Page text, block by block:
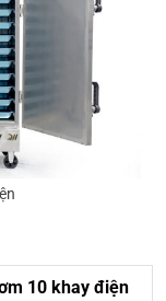
10 khay điện